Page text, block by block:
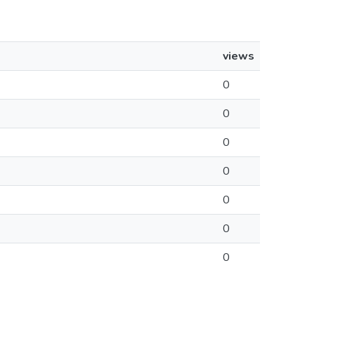
views
0
0
0
0
0
0
0